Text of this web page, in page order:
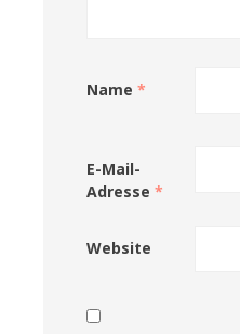
Name *
E-Mail-
Adresse *
Website